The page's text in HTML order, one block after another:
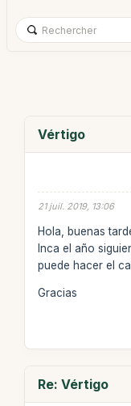
Vértigo
21 juil. 2019, 13:06
Hola, buenas
Inca el año
puede hacer el
Gracias
Re: Vértigo